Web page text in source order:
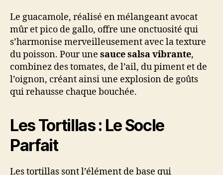
Le guacamole, réalisé en mélangeant avocat
mûr et pico de gallo, offre une onctuosité qui
s’harmonise merveilleusement avec la texture
du poisson. Pour une sauce salsa vibrante,
combinez des tomates, de l’ail, du piment et de
l’oignon, créant ainsi une explosion de goûts
qui rehausse chaque bouchée.
Les Tortillas : Le Socle
Parfait
Les tortillas sont l’élément de base qui